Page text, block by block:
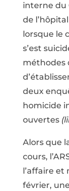
interne du
de
lorsque le
s’est
méthodes
deux
homicide
ouvertes
Alors que
cours,
l’affaire et
février,